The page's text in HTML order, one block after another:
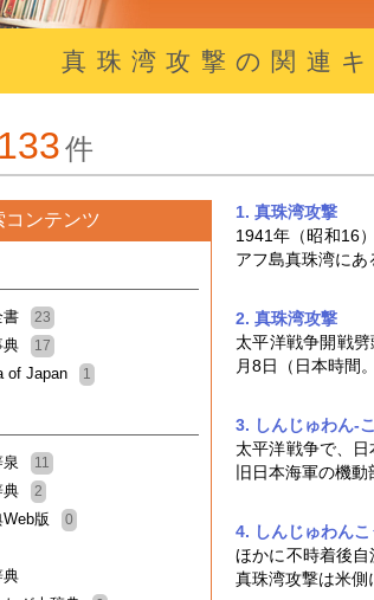
真珠湾攻撃の関連
133件
コンテンツ
書 23
典 17
of Japan 1
11
典 2
版 0
典
1. 真珠湾攻撃
1941年（昭和16
アフ島真珠湾に
2. 真珠湾攻撃
太平洋戦争開戦
月8日（日本時間
3. しんじゅわん‐
太平洋戦争で、
旧日本海軍の機
4. しんじゅわんこ
ほかに不時着後
真珠湾攻撃は米側